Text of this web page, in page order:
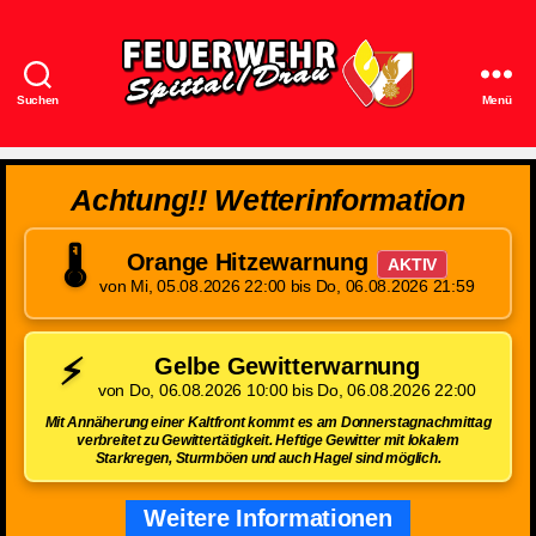
Suchen
Spittal/Drau
Menü
Achtung!! Wetterinformation
🌡️ Orange Hitzewarnung
AKTIV
von Mi, 05.08.2026 22:00 bis Do, 06.08.2026 21:59
⚡ Gelbe Gewitterwarnung
von Do, 06.08.2026 10:00 bis Do, 06.08.2026 22:00
Mit Annäherung einer Kaltfront kommt es am Donnerstagnachmittag
verbreitet zu Gewittertätigkeit. Heftige Gewitter mit lokalem
Starkregen, Sturmböen und auch Hagel sind möglich.
Weitere Informationen